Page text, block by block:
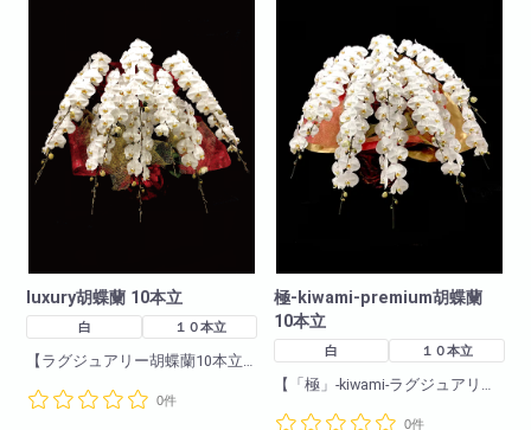
luxury胡蝶蘭 10本立
白 １０本立
【ラグジュアリー胡蝶蘭10本立
豪華10本立ちの胡蝶蘭!会社様の
0件
極-kiwami-premium胡蝶蘭
10本立
白 １０本立
【「極」-kiwami-ラグジュアリー
0件